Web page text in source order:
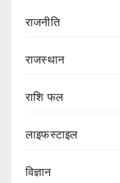
राजनीति
राजस्थान
राशि फल
लाइफस्टाइल
विज्ञान